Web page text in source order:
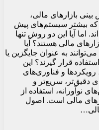
بازارهای مالی،
که بیشتر سیستم‌های پیش
اما آیا این دو روش تنها
مالی هستند؟ آیا
به عنوان جایگزین یا
قرار گیرند؟ این
رویکردها و فناوری‌های
دقیق‌تر، سریع‌تر و
نوآورانه، استفاده از
مالی است. اصول